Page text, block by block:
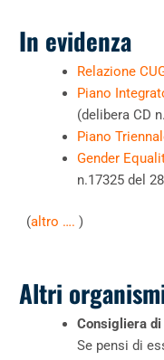
In evidenza
Relazione
Piano
(delibera CD
Piano
Gender
n.17325 del
(altro …. )
Altri
Consigliera di
Se pensi di